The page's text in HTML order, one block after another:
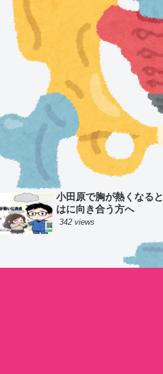
小田原で胸が熱くなると
はに向き合う方へ
342 views